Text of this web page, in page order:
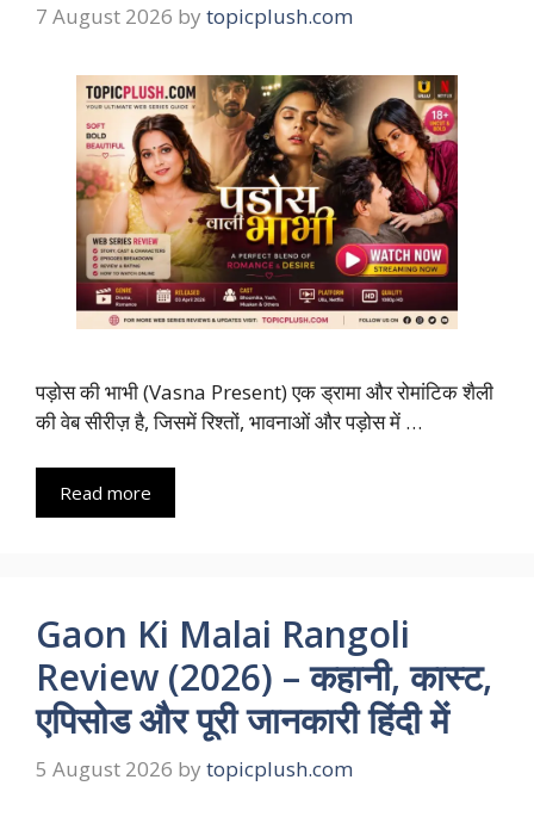
7 August 2026 by topicplush.com
पड़ोस की भाभी (Vasna Present) एक ड्रामा और रोमांटिक शैली
की वेब सीरीज़ है, जिसमें रिश्तों, भावनाओं और पड़ोस में …
Read more
Gaon Ki Malai Rangoli
Review (2026) – कहानी, कास्ट,
एपिसोड और पूरी जानकारी हिंदी में
5 August 2026 by topicplush.com